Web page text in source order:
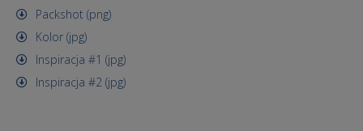
Packshot (png)
Kolor (jpg)
Inspiracja #1 (jpg)
Inspiracja #2 (jpg)